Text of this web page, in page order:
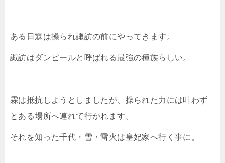
ある日霖は操られ諏訪の前にやってきます。
諏訪はダンピールと呼ばれる最強の種族らしい。
霖は抵抗しようとしましたが、操られた力には叶わず
とある場所へ連れて行かれます。
それを知った千代・雪・雷火は皇妃家へ行く事に。